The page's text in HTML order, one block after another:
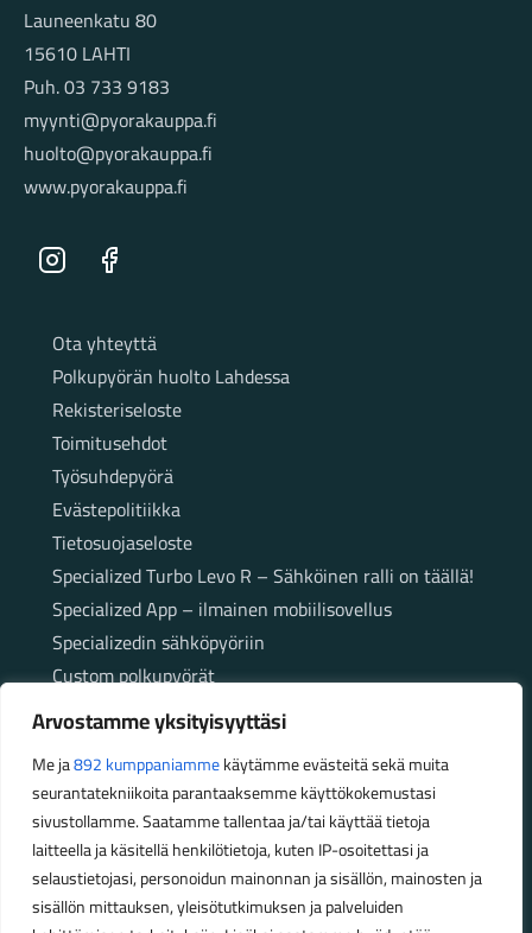
Arvostamme yksityisyyttäsi
Me ja892 kumppaniammekäytämme evästeitä sekä muita
seurantatekniikoita parantaaksemme käyttökokemustasi
sivustollamme. Saatamme tallentaa ja/tai käyttää tietoja
laitteella ja käsitellä henkilötietoja, kuten IP-osoitettasi ja
selaustietojasi, personoidun mainonnan ja sisällön, mainosten ja
sisällön mittauksen, yleisötutkimuksen ja palveluiden
Launeenkatu 80
15610 LAHTI
Puh. 03 733 9183
myynti@pyorakauppa.fi
huolto@pyorakauppa.fi
www.pyorakauppa.fi
Instagram Facebook
SivutOta yhteyttä
Polkupyörän huolto Lahdessa
Rekisteriseloste
Toimitusehdot
Työsuhdepyörä
Evästepolitiikka
Tietosuojaseloste
Specialized Turbo Levo R – Sähköinen ralli on täällä!
Specialized App – ilmainen mobiilisovellus
Specializedin sähköpyöriin
Custom polkupyörät
Fatbikellä helppoa ja huoletonta etenemistä
maastossa
Aukioloajat
Talvikauden aukioloajat (1.10.2025 – 28.2.2026)
Ma-Pe 10-18